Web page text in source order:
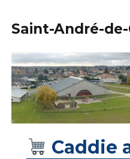
Saint-André-
Caddie